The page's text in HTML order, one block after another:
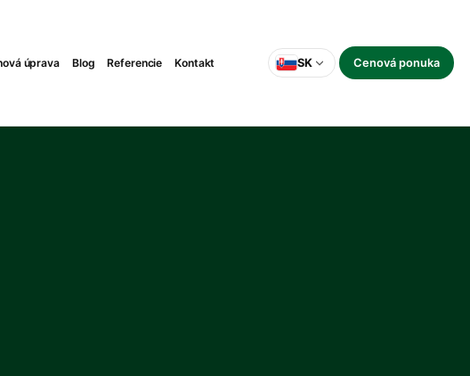
úprava Blog Referencie Kontakt SK Cenová ponuka